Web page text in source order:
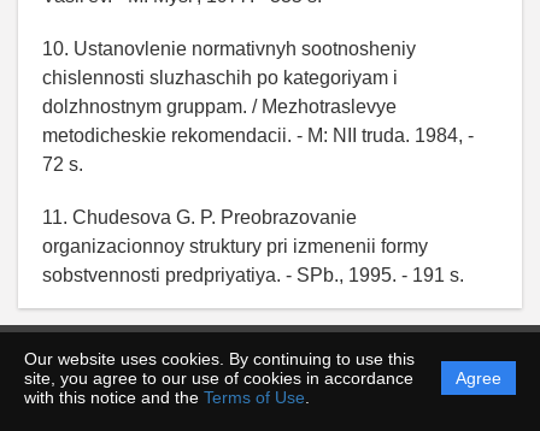
Our website uses cookies. By continuing to use this
site, you agree to our use of cookies in accordance
with this notice and the Terms of Use
Agree
10. Ustanovlenie normativnyh sootnosheniy
chislennosti sluzhaschih po kategoriyam i
dolzhnostnym gruppam. / Mezhotraslevye
metodicheskie rekomendacii. - M: NII truda. 1984, -
72 s.
11. Chudesova G. P. Preobrazovanie
organizacionnoy struktury pri izmenenii formy
sobstvennosti predpriyatiya. - SPb., 1995. - 191 s.